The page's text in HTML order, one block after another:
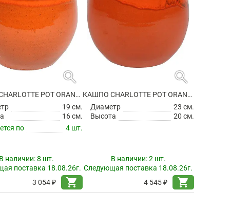
search
КАШПО CHARLOTTE POT ORANGE
19 см.
16 см.
по
4 шт.
наличии:8 шт.
поставка 18.08.26г.
3 054 ₽
shopping_cart
search
КАШПО CHARLOTTE POT ORANGE
Диаметр
23 см.
Высота
20 см.
В наличии:2 шт.
Следующая поставка 18.08.26г.
4 545 ₽
shopping_cart